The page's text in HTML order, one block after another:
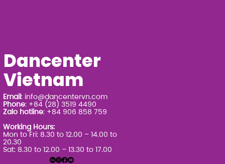
Dancenter
Vietnam
Email: info@dancentervn.com
Phone: +84 (28) 3519 4490
Zalo hotline: +84 906 858 759
Working Hours:
Mon to Fri: 8.30 to 12.00 – 14.00 to
20.30
Sat: 8.30 to 12.00 – 13.30 to 17.00